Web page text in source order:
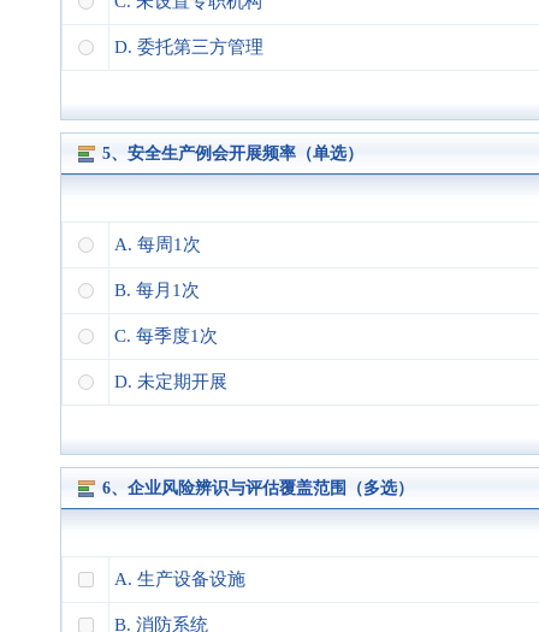
D. 委托第三方管理
5、安全生产例会开展频率（单选）
A. 每周1次
B. 每月1次
C. 每季度1次
D. 未定期开展
6、企业风险辨识与评估覆盖范围（多选）
A. 生产设备设施
B. 消防系统